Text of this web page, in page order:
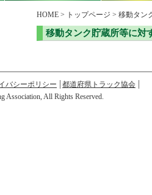
HOME > トップページ > 移動タン
移動タンク貯蔵所等に対
バシーポリシー 都道府県トラック協会
Association, All Rights Reserved.